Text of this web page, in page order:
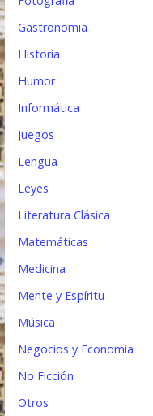
Gastronomia
Historia
Humor
Informática
Juegos
Lengua
Leyes
Literatura Clásica
Matemáticas
Medicina
Mente y Espíritu
Música
Negocios y Economia
No Ficción
Otros